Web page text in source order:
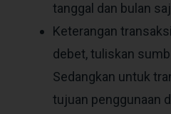
tanggal dan bulan
Keterangan
debet, tuliskan
Sedangkan untuk
tujuan penggunaan